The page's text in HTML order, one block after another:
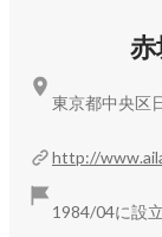
一般的な会社
対応
知的所有権関係
http://
1984/04に設立
東京都中央区